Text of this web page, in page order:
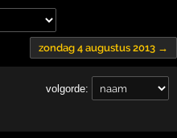
zondag 4 augustus 2013 →
volgorde: